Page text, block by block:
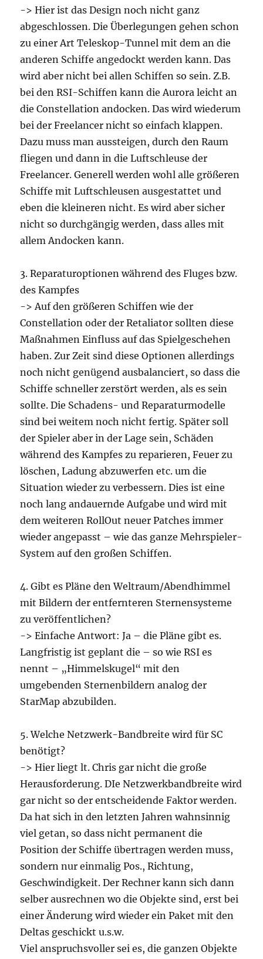
-> Hier ist das Design noch nicht ganz
abgeschlossen. Die Überlegungen gehen schon
zu einer Art Teleskop-Tunnel mit dem an die
anderen Schiffe angedockt werden kann. Das
wird aber nicht bei allen Schiffen so sein. Z.B.
bei den RSI-Schiffen kann die Aurora leicht an
die Constellation andocken. Das wird wiederum
bei der Freelancer nicht so einfach klappen.
Dazu muss man aussteigen, durch den Raum
fliegen und dann in die Luftschleuse der
Freelancer. Generell werden wohl alle größeren
Schiffe mit Luftschleusen ausgestattet und
eben die kleineren nicht. Es wird aber sicher
nicht so durchgängig werden, dass alles mit
allem Andocken kann.
3. Reparaturoptionen während des Fluges bzw.
des Kampfes
-> Auf den größeren Schiffen wie der
Constellation oder der Retaliator sollten diese
Maßnahmen Einfluss auf das Spielgeschehen
haben. Zur Zeit sind diese Optionen allerdings
noch nicht genügend ausbalanciert, so dass die
Schiffe schneller zerstört werden, als es sein
sollte. Die Schadens- und Reparaturmodelle
sind bei weitem noch nicht fertig. Später soll
der Spieler aber in der Lage sein, Schäden
während des Kampfes zu reparieren, Feuer zu
löschen, Ladung abzuwerfen etc. um die
Situation wieder zu verbessern. Dies ist eine
noch lang andauernde Aufgabe und wird mit
dem weiteren RollOut neuer Patches immer
wieder angepasst – wie das ganze Mehrspieler-
System auf den großen Schiffen.
4. Gibt es Pläne den Weltraum/Abendhimmel
mit Bildern der entfernteren Sternensysteme
zu veröffentlichen?
-> Einfache Antwort: Ja – die Pläne gibt es.
Langfristig ist geplant die – so wie RSI es
nennt – „Himmelskugel“ mit den
umgebenden Sternenbildern analog der
StarMap abzubilden.
5. Welche Netzwerk-Bandbreite wird für SC
benötigt?
-> Hier liegt lt. Chris gar nicht die große
Herausforderung. DIe Netzwerkbandbreite wird
gar nicht so der entscheidende Faktor werden.
Da hat sich in den letzten Jahren wahnsinnig
viel getan, so dass nicht permanent die
Position der Schiffe übertragen werden muss,
sondern nur einmalig Pos., Richtung,
Geschwindigkeit. Der Rechner kann sich dann
selber ausrechnen wo die Objekte sind, erst bei
einer Änderung wird wieder ein Paket mit den
Deltas geschickt u.s.w.
Viel anspruchsvoller sei es, die ganzen Objekte